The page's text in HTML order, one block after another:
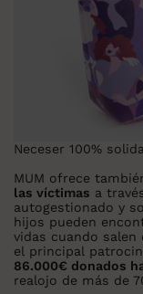
Neceser 100%
MUM ofrece
las víctimas a
autogestionado y
hijos pueden
vidas cuando
el principal
86.000€ donados
realojo de más de